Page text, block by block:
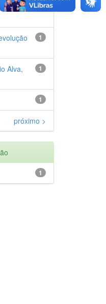
1
1
1
Alva,
1
próximo >
1